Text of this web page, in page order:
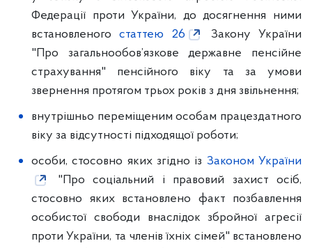
Федерації проти України, до досягнення ними
встановленогостаттею 26
Закону України
"Про загальнообов’язкове державне пенсійне
страхування" пенсійного віку та за умови
звернення протягом трьох років з дня звільнення;
внутрішньо переміщеним особам працездатного
віку за відсутності підходящої роботи;
особи, стосовно яких згідно із Законом України
"Про соціальний і правовий захист осіб,
стосовно яких встановлено факт позбавлення
особистої свободи внаслідок збройної агресії
проти України, та членів їхніх сімей" встановлено